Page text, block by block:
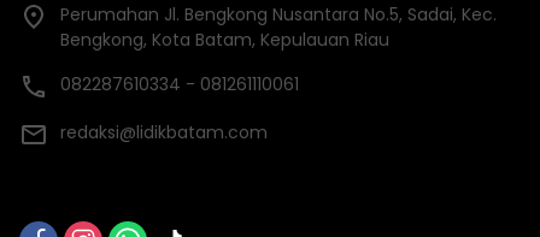
Perumahan Jl. Bengkong Nusantara No.5, Sadai, Kec.
Bengkong, Kota Batam, Kepulauan Riau
082287610334 - 081261110061
redaksi@lidikbatam.com